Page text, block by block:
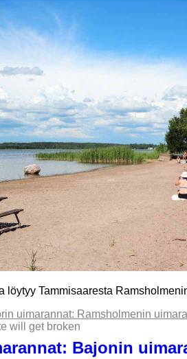
löytyy Tammisaaresta
uimarannat: Ramsholmenin
will get broken
Bajonin